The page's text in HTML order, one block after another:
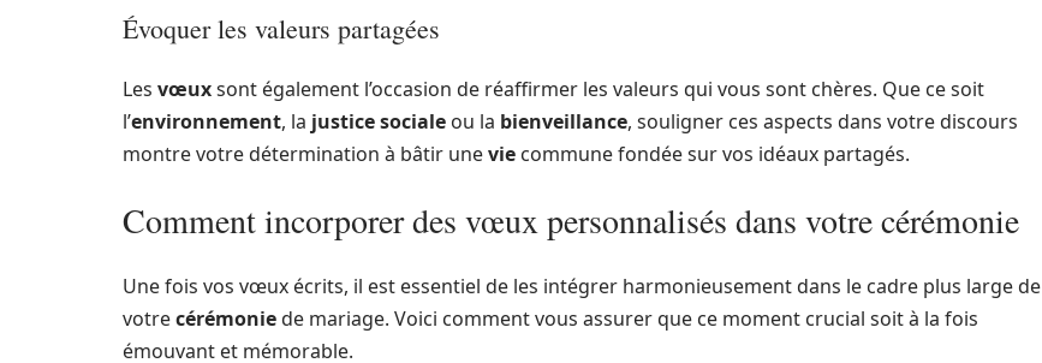
Évoquer les valeurs partagées
Les vœuxsont également l’occasion de réaffirmer les valeurs qui vous sont chères. Que ce soit
l’environnement, la justice sociale ou la bienveillance, souligner ces aspects dans votre discours
montre votre détermination à bâtir unevie commune fondée sur vos idéaux partagés.
Comment incorporer des vœux personnalisés dans votre cérémonie
Une fois vos vœux écrits, il est essentiel de les intégrer harmonieusement dans le cadre plus large de
votrecérémoniede mariage. Voici comment vous assurer que ce moment crucial soit à la fois
émouvant et mémorable.